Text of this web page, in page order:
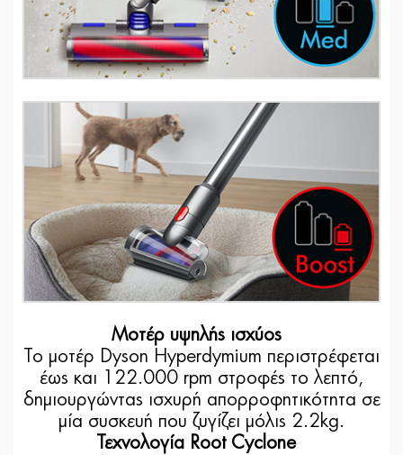
Μοτέρ υψηλής ισχύος
Το μοτέρ Dyson Hyperdymium περιστρέφεται
έως και 122.000 rpm στροφές το λεπτό,
δημιουργώντας ισχυρή απορροφητικότητα σε
μία συσκευή που ζυγίζει μόλις 2.2kg.
Τεχνολογία Root Cyclone